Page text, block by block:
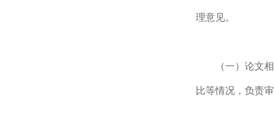
理意见。
（一）论文
比等情况，负责